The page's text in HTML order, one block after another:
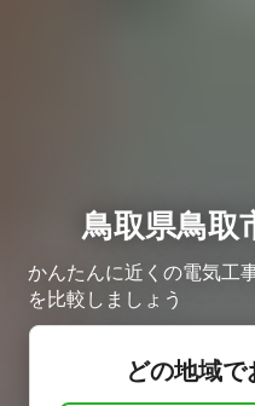
鳥取県鳥取
かんたんに近くの電気工
を比較しましょう
どの地域で